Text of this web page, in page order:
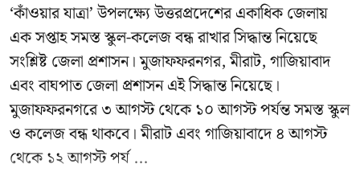
‘কাঁওয়ার যাত্রা’উপলক্ষ্যে উত্তরপ্রদেশের একাধিক জেলায়
এক সপ্তাহ সমস্ত স্কুল-কলেজ বন্ধ রাখার সিদ্ধান্ত নিয়েছে
সংশ্লিষ্ট জেলা প্রশাসন। মুজাফফরনগর, মীরাট, গাজিয়াবাদ
এবং বাঘপাত জেলা প্রশাসন এই সিদ্ধান্ত নিয়েছে।
মুজাফফরনগরে ৩ আগস্ট থেকে ১০ আগস্ট পর্যন্ত সমস্ত স্কুল
ও কলেজ বন্ধ থাকবে। মীরাট এবং গাজিয়াবাদে ৪ আগস্ট
থেকে ১২ আগস্ট পর্য ...